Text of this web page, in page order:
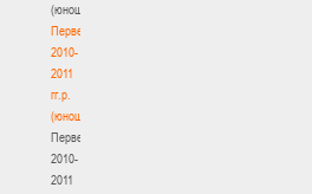
(юноши)
Первенство
2010-
2011
гг.р.
(юноши)
Первенство
2010-
2011